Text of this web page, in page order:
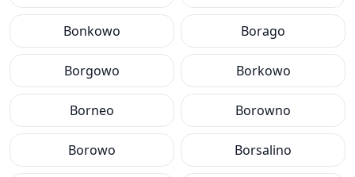
Bonkowo Borago
Borgowo Borkowo
Borneo Borowno
Borowo Borsalino